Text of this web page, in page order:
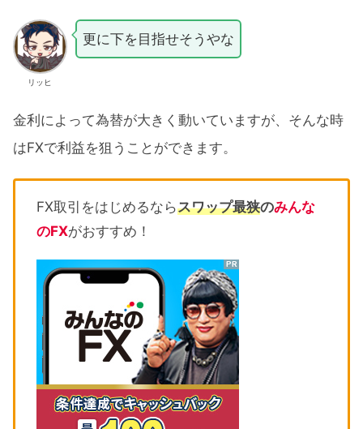
リッヒ
更に下を目指せそうやな
金利によって為替が大きく動いていますが、そんな時
はFXで利益を狙うことができます。
FX取引をはじめるならスワップ最狭のみんな
のFXがおすすめ！